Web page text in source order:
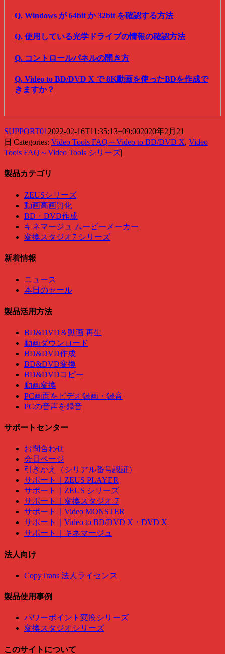
Q. Windows が 64bit か 32bit を確認する方法
Q. 使用している光学ドライブの情報の確認方法
Q. コントロールパネルの開き方
Q. Video to BD/DVD X で 8K動画を使ったBDを作成で
きますか？
SUPPORT01 2022-02-16T11:35:13+09:002020年2月21
日 |Categories: Video Tools FAQ～Video to BD/DVD X, Video
Tools FAQ～Video Tools シリーズ|
製品カテゴリ
ZEUSシリーズ
動画高画質化
BD・DVD作成
キネマージュ ムービーメーカー
変換スタジオ7 シリーズ
新着情報
ニュース
本日のセール
製品活用方法
BD&DVD＆動画 再生
動画ダウンロード
BD&DVD作成
BD&DVD変換
BD&DVDコピー
動画変換
PC画面をビデオ録画・録音
PCの音声を録音
サポートセンター
お問合わせ
会員ページ
引きかえ（シリアル番号認証）
サポート｜ZEUS PLAYER
サポート｜ZEUS シリーズ
サポート｜変換スタジオ 7
サポート｜Video MONSTER
サポート｜Video to BD/DVD X・DVD X
サポート｜キネマージュ
法人向け
CopyTrans 法人ライセンス
製品使用事例
パワーポイント変換シリーズ
変換スタジオシリーズ
このサイトについて